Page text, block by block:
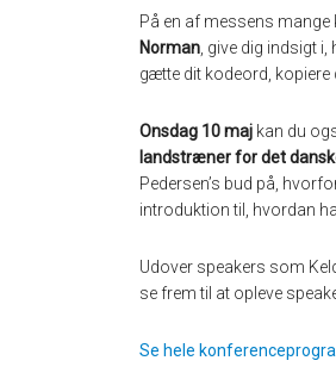
På en af messens mange
Norman , give dig indsigt
gætte dit kodeord, kopiere
Onsdag 10 maj kan du
landstræner for det
Pedersen’s bud på,
introduktion til, hvordan
Udover speakers som
se frem til at opleve
Se hele